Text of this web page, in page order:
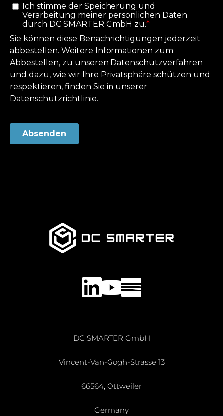
LinkedInYouTube
DC SMARTER GmbH
Vincent-Van-Gogh-Strasse 13
66564, Ottweiler
Germany